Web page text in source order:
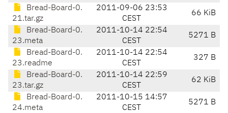
Bread-Board-0.
21.tar.gz
2011-09-06 23:53
CEST
66 KiB
Bread-Board-0.
23.meta
2011-10-14 22:54
CEST
5271 B
Bread-Board-0.
23.readme
2011-10-14 22:54
CEST
327 B
Bread-Board-0.
23.tar.gz
2011-10-14 22:59
CEST
62 KiB
Bread-Board-0.
24.meta
2011-10-15 14:57
CEST
5271 B